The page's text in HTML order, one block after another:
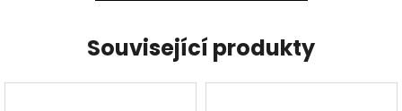
Související produkty